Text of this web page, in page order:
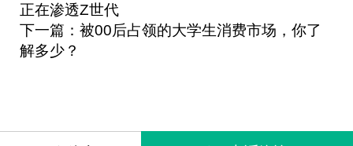
正在渗透Z世代
下一篇：被00后占领的大学生消费市场，你了
解多少？